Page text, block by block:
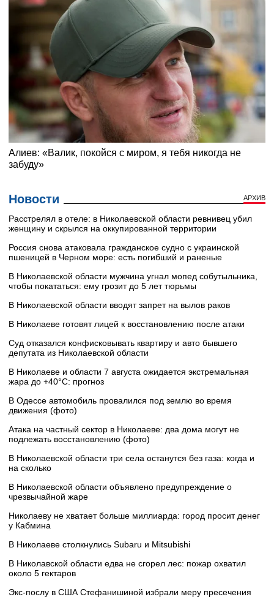
Новости АРХИВ
Расстрелял в отеле: в Николаевской области ревнивец убил
женщину и скрылся на оккупированной территории
Россия снова атаковала гражданское судно с украинской
пшеницей в Черном море: есть погибший и раненые
В Николаевской области мужчина угнал мопед собутыльника,
чтобы покататься: ему грозит до 5 лет тюрьмы
В Николаевской области вводят запрет на вылов раков
В Николаеве готовят лицей к восстановлению после атаки
Суд отказался конфисковывать квартиру и авто бывшего
депутата из Николаевской области
В Николаеве и области 7 августа ожидается экстремальная
жара до +40°C: прогноз
В Одессе автомобиль провалился под землю во время
движения (фото)
Атака на частный сектор в Николаеве: два дома могут не
подлежать восстановлению (фото)
В Николаевской области три села останутся без газа: когда и
на сколько
В Николаевской области объявлено предупреждение о
чрезвычайной жаре
Николаеву не хватает больше миллиарда: город просит денег
у Кабмина
В Николаеве столкнулись Subaru и Mitsubishi
В Николавской области едва не сгорел лес: пожар охватил
около 5 гектаров
Экс-послу в США Стефанишиной избрали меру пресечения